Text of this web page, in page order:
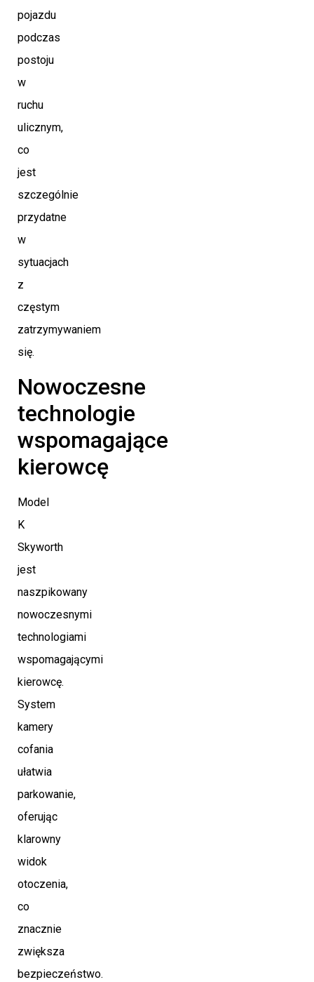
pojazdu
podczas
postoju
w
ruchu
ulicznym,
co
jest
szczególnie
przydatne
w
sytuacjach
z
częstym
zatrzymywaniem
się.
Nowoczesne
technologie
wspomagające
kierowcę
Model
K
Skyworth
jest
naszpikowany
nowoczesnymi
technologiami
wspomagającymi
kierowcę.
System
kamery
cofania
ułatwia
parkowanie,
oferując
klarowny
widok
otoczenia,
co
znacznie
zwiększa
bezpieczeństwo.